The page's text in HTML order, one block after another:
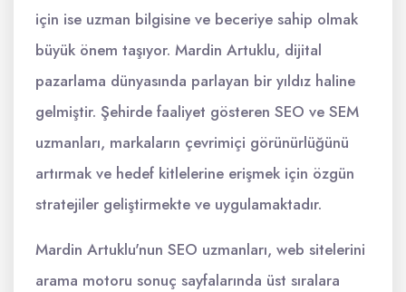
için ise uzman bilgisine ve beceriye sahip olmak
büyük önem taşıyor. Mardin Artuklu, dijital
pazarlama dünyasında parlayan bir yıldız haline
gelmiştir. Şehirde faaliyet gösteren SEO ve SEM
uzmanları, markaların çevrimiçi görünürlüğünü
artırmak ve hedef kitlelerine erişmek için özgün
stratejiler geliştirmekte ve uygulamaktadır.
Mardin Artuklu'nun SEO uzmanları, web sitelerini
arama motoru sonuç sayfalarında üst sıralara